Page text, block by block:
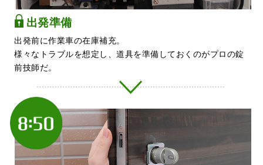
出発準備
出発前に作業車の在庫補充。
様々なトラブルを想定し、道具を準備しておくのがプロの錠
前技師だ。